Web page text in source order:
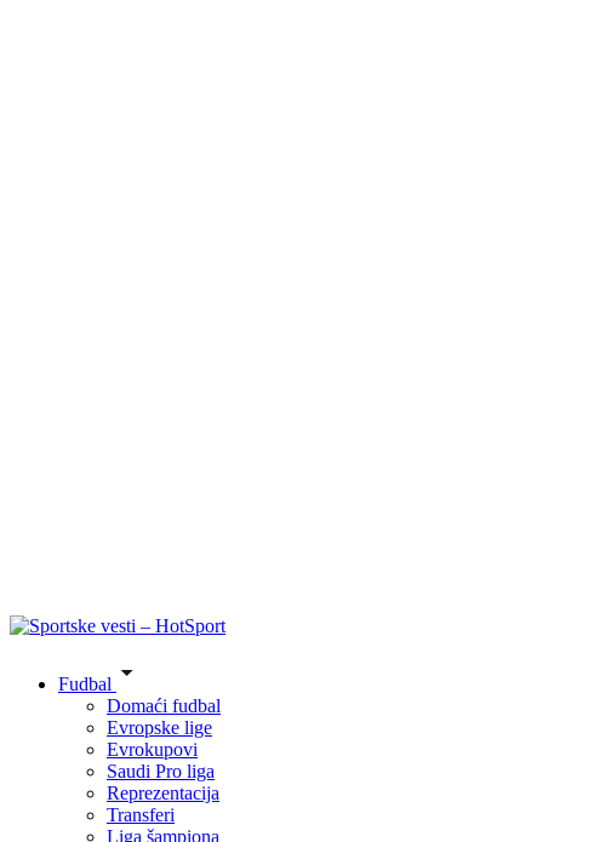
Fudbal
Domaći fudbal
Evropske lige
Evrokupovi
Saudi Pro liga
Reprezentacija
Transferi
Liga šampiona